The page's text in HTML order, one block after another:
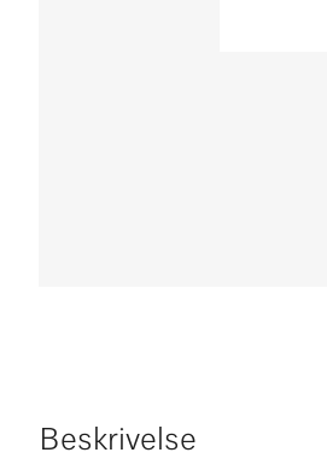
Beskrivelse